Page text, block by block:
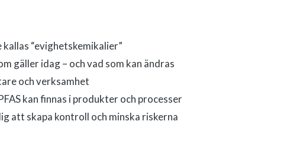
“evighetskemikalier”
gäller idag – och vad som kan ändras
och verksamhet
kan finnas i produkter och processer
att skapa kontroll och minska riskerna